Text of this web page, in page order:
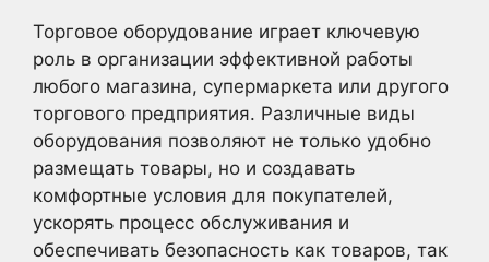
Торговое оборудование играет ключевую
роль в организации эффективной работы
любого магазина, супермаркета или другого
торгового предприятия. Различные виды
оборудования позволяют не только удобно
размещать товары, но и создавать
комфортные условия для покупателей,
ускорять процесс обслуживания и
обеспечивать безопасность как товаров, так